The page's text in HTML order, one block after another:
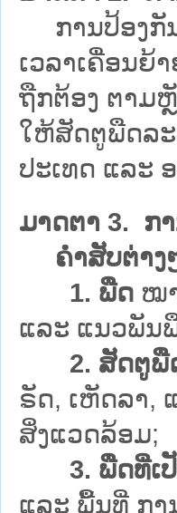
ການປ້ອງກັ
ເວລາເຄື່ອນ
ຖືກຕ້ອງ ຕາມ
ໃຫ້ສັດຕູພືດລະ
ປະເທດ ແລະ
ມາດຕາ 3. ກ
ຄຳສັບຕ່າ
1. ພືດ ໝ
ແລະ ແນວພັນ
2. ສັດຕູພື
ຣັດ, ເຫັດລາ,
ສິ່ງແວດລ້ອມ;
3. ພືດທີ່ເປັ
ແລະ ພື້ນທີ່ ກາ